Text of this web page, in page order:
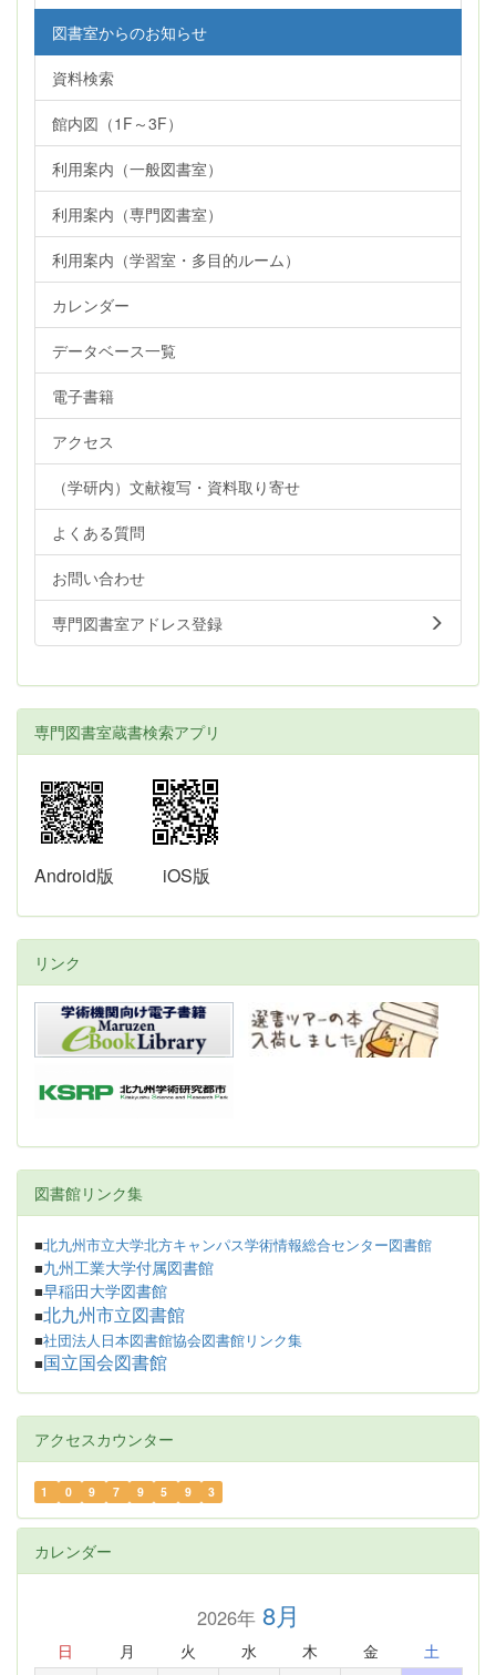
図書室からのお知らせ
資料検索
館内図（1F～3F）
利用案内（一般図書室）
利用案内（専門図書室）
利用案内（学習室・多目的ルーム）
カレンダー
データベース一覧
電子書籍
アクセス
（学研内）文献複写・資料取り寄せ
よくある質問
お問い合わせ
専門図書室アドレス登録
専門図書室蔵書検索アプリ
Android版 iOS版
リンク
図書館リンク集
■北九州市立大学北方キャンパス学術情報総合センター図書館
■九州工業大学付属図書館
■早稲田大学図書館
■北九州市立図書館
■社団法人日本図書館協会図書館リンク集
■ 国立国会図書館
アクセスカウンター
1 0 9 7 9 5 9 3
カレンダー
2026年8月
日 月 火 水 木 金 土